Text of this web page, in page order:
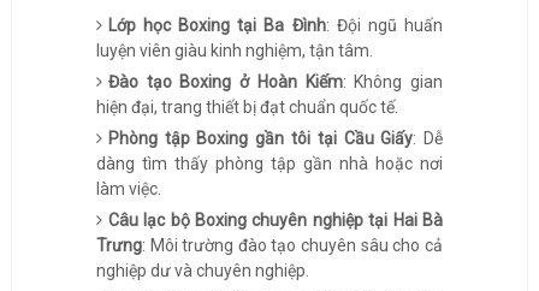
Lớp học Boxing tại Ba Đình: Đội ngũ huấn
luyện viên giàu kinh nghiệm, tận tâm.
Đào tạo Boxing ở Hoàn Kiếm: Không gian
hiện đại, trang thiết bị đạt chuẩn quốc tế.
Phòng tập Boxing gần tôi tại Cầu Giấy: Dễ
dàng tìm thấy phòng tập gần nhà hoặc nơi
làm việc.
Câu lạc bộ Boxing chuyên nghiệp tại Hai Bà
Trưng: Môi trường đào tạo chuyên sâu cho cả
nghiệp dư và chuyên nghiệp.